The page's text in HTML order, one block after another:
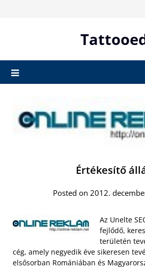
Értékesítő
Posted on 2012.
Az Unelte
fejlődő,
területén
cég, amely negyedik éve sikeresen
elsősorban Romániában és